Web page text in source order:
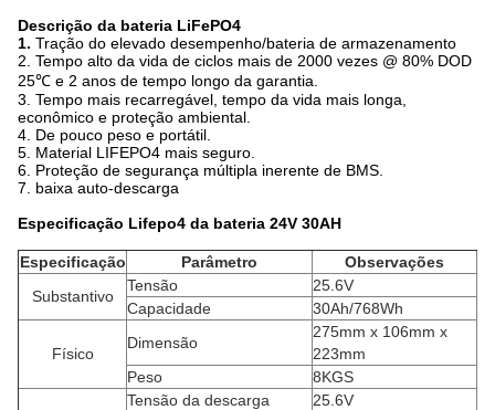
Descrição da bateria LiFePO4
1. Tração do elevado desempenho/bateria de armazenamento
2. Tempo alto da vida de ciclos mais de 2000 vezes @ 80% DOD
25℃ e 2 anos de tempo longo da garantia.
3. Tempo mais recarregável, tempo da vida mais longa,
econômico e proteção ambiental.
4. De pouco peso e portátil.
5. Material LIFEPO4 mais seguro.
6. Proteção de segurança múltipla inerente de BMS.
7.
baixa auto-descarga
Especificação Lifepo4 da bateria 24V 30AH
Especificação Parâmetro
Observações
Substantivo
Tensão
25.6V
Capacidade
30Ah/768Wh
Físico
Dimensão
275mm x 106mm x
223mm
Peso
8KGS
Tensão da descarga
25.6V